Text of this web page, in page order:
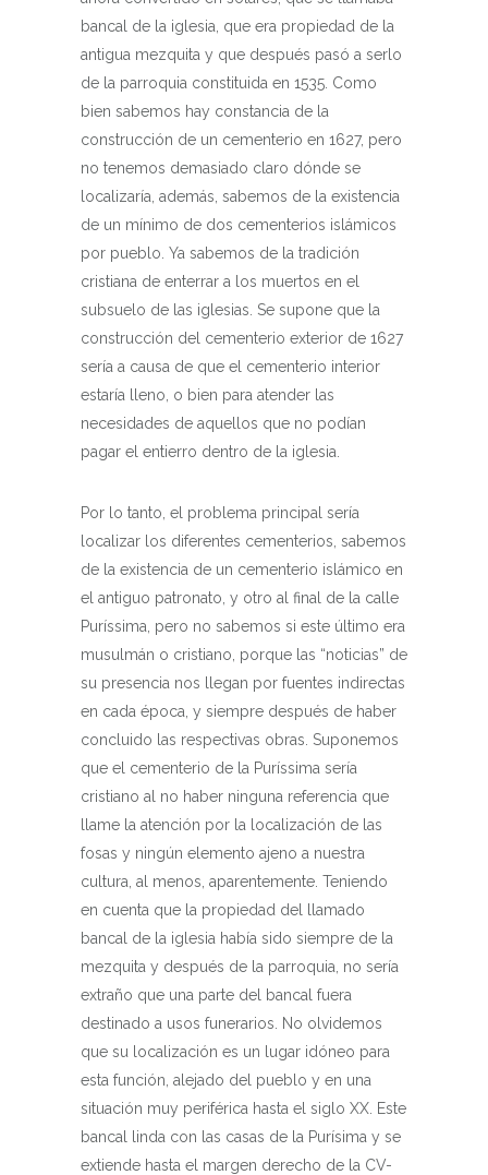
bancal de la iglesia, que era propiedad de la
antigua mezquita y que después pasó a serlo
de la parroquia constituida en 1535. Como
bien sabemos hay constancia de la
construcción de un cementerio en 1627, pero
no tenemos demasiado claro dónde se
localizaría, además, sabemos de la existencia
de un mínimo de dos cementerios islámicos
por pueblo. Ya sabemos de la tradición
cristiana de enterrar a los muertos en el
subsuelo de las iglesias. Se supone que la
construcción del cementerio exterior de 1627
sería a causa de que el cementerio interior
estaría lleno, o bien para atender las
necesidades de aquellos que no podían
pagar el entierro dentro de la iglesia.
Por lo tanto, el problema principal sería
localizar los diferentes cementerios, sabemos
de la existencia de un cementerio islámico en
el antiguo patronato, y otro al final de la calle
Puríssima, pero no sabemos si este último era
musulmán o cristiano, porque las “noticias” de
su presencia nos llegan por fuentes indirectas
en cada época, y siempre después de haber
concluido las respectivas obras. Suponemos
que el cementerio de la Puríssima sería
cristiano al no haber ninguna referencia que
llame la atención por la localización de las
fosas y ningún elemento ajeno a nuestra
cultura, al menos, aparentemente. Teniendo
en cuenta que la propiedad del llamado
bancal de la iglesia había sido siempre de la
mezquita y después de la parroquia, no sería
extraño que una parte del bancal fuera
destinado a usos funerarios. No olvidemos
que su localización es un lugar idóneo para
esta función, alejado del pueblo y en una
situación muy periférica hasta el siglo XX. Este
bancal linda con las casas de la Purísima y se
extiende hasta el margen derecho de la CV-